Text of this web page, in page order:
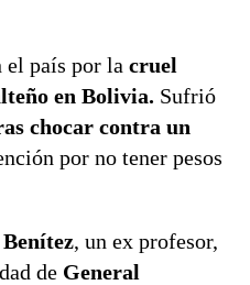
el país por la cruel
en Bolivia. Sufrió
chocar contra un
por no tener pesos
, un ex profesor,
de General